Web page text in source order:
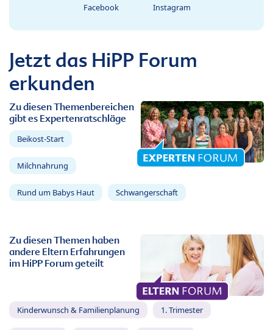
Facebook Instagram
Jetzt das HiPP Forum
erkunden
Zu diesen Themenbereichen
gibt es Expertenratschläge
Beikost-Start
Milchnahrung
Rund um Babys Haut Schwangerschaft
Zu diesen Themen haben
andere Eltern Erfahrungen
im HiPP Forum geteilt
Kinderwunsch & Familienplanung 1. Trimester